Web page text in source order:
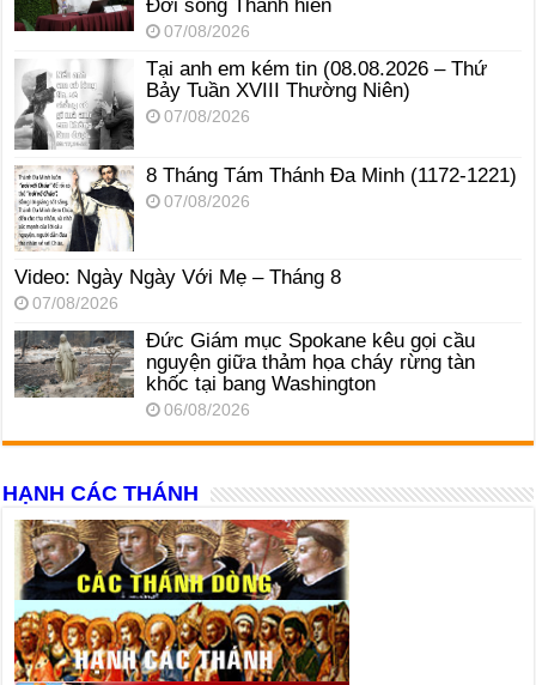
Đời sống Thánh hiến
07/08/2026
Tại anh em kém tin (08.08.2026 – Thứ
Bảy Tuần XVIII Thường Niên)
07/08/2026
8 Tháng Tám Thánh Ða Minh (1172-1221)
07/08/2026
Video: Ngày Ngày Với Mẹ – Tháng 8
07/08/2026
Đức Giám mục Spokane kêu gọi cầu
nguyện giữa thảm họa cháy rừng tàn
khốc tại bang Washington
06/08/2026
HẠNH CÁC THÁNH